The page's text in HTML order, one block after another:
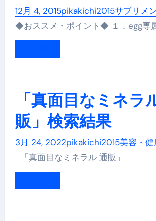
12月 4, 2015pikakichi2015サプリメ
◆おススメ・ポイント◆ １．egg専
「真面目なミネラ
販」検索結果
3月 24, 2022pikakichi2015美容・健
「真面目なミネラル 通販」